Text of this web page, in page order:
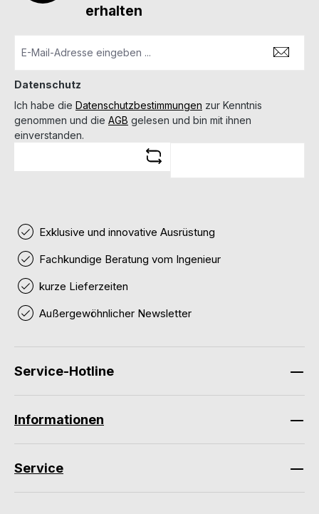
erhalten
Datenschutz
Ich habe die Datenschutzbestimmungen zur Kenntnis
genommen und die AGB gelesen und bin mit ihnen
einverstanden.
Exklusive und innovative Ausrüstung
Fachkundige Beratung vom Ingenieur
kurze Lieferzeiten
Außergewöhnlicher Newsletter
Service-Hotline
Informationen
Service